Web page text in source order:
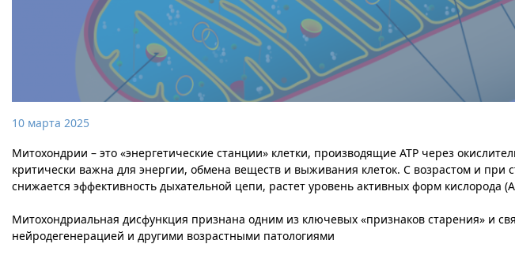
10 марта 2025
Митохондрии – это «энергетические станции» клетки, производящие ATP через
критически важна для энергии, обмена веществ и выживания клеток. С возрастом и при
снижается эффективность дыхательной цепи, растет уровень активных форм кислорода
Митохондриальная дисфункция признана одним из ключевых «признаков старения» и
нейродегенерацией и другими возрастными патологиями​